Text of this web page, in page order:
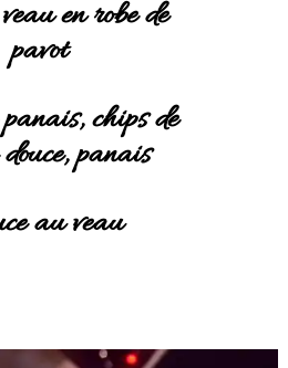
en robe de
pavot
chips de
panais
au veau